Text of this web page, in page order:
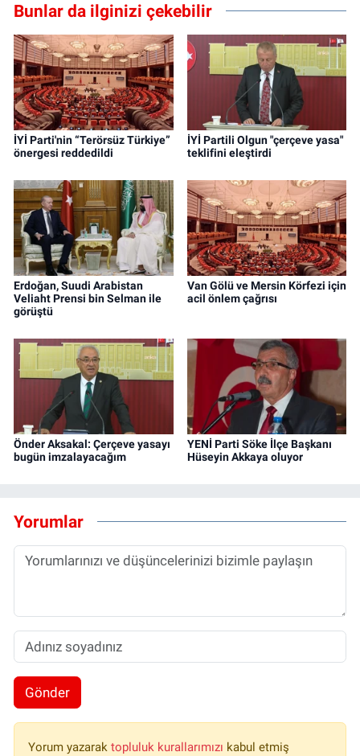
Bunlar da ilginizi çekebilir
İYİ Parti'nin “Terörsüz Türkiye”
önergesi reddedildi
İYİ Partili Olgun "çerçeve yasa"
teklifini eleştirdi
Erdoğan, Suudi Arabistan
Veliaht Prensi bin Selman ile
görüştü
Van Gölü ve Mersin Körfezi için
acil önlem çağrısı
Önder Aksakal: Çerçeve yasayı
bugün imzalayacağım
YENİ Parti Söke İlçe Başkanı
Hüseyin Akkaya oluyor
Yorumlar
Gönder
Yorum yazarak topluluk kurallarımızı kabul etmiş